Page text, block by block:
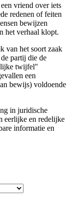
vriend over iets
redenen of feiten
bewijzen
het verhaal klopt.
van het soort zaak
partij die de
twijfel"
een
bewijs) voldoende
in juridische
eerlijke en redelijke
informatie en